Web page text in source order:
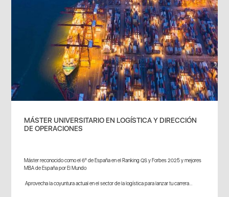
MÁSTER UNIVERSITARIO EN LOGÍSTICA Y DIRECCIÓN
DE OPERACIONES
Máster reconocido como el 6º de España en el Ranking QS y Forbes 2025 y mejores
MBA de España por El Mundo
Aprovecha la coyuntura actual en el sector de la logística para lanzar tu carrera...